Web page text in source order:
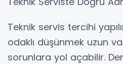
Teknik servis tercihi
odaklı düşünmek uzun
sorunlara yol açabilir.